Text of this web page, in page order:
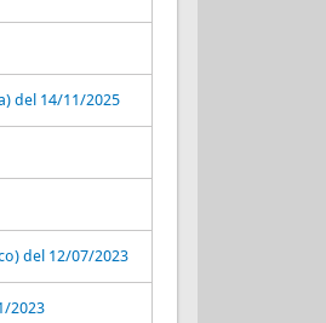
del 14/11/2025
del 12/07/2023
2023